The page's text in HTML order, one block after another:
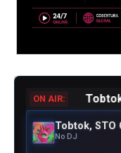
ON AIR: Tobtok,
Tobtok, STO
No DJ